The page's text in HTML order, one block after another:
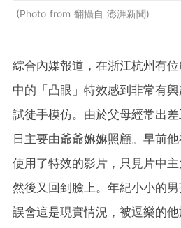
Photo from 翻攝自 澎湃新聞
綜合內媒報道，在浙江杭州有
中的「凸眼」特效感到非常有
試徒手模仿。由於父母經常出
日主要由爺爺嫲嫲照顧。早前
使用了特效的影片，只見片中
然後又回到臉上。年紀小小的
誤會這是現實情況，被逗樂的